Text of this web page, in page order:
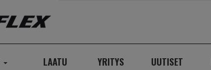
LAATU YRITYS UUTISET